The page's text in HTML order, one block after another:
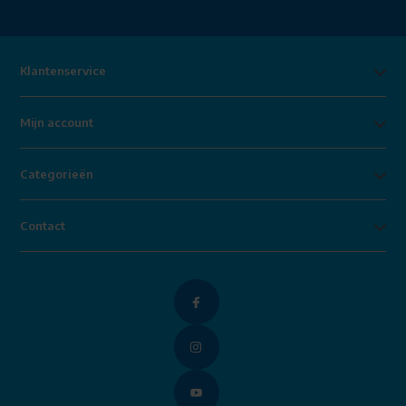
Klantenservice
Mijn account
Categorieën
Contact